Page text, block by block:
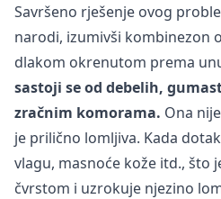
Savršeno rješenje ovog
narodi, izumivši kombinezon
dlakom okrenutom prema
sastoji se od debelih,
zračnim komorama. Ona
je prilično lomljiva. Kada
vlagu, masnoće kože itd., što
čvrstom i uzrokuje njezino